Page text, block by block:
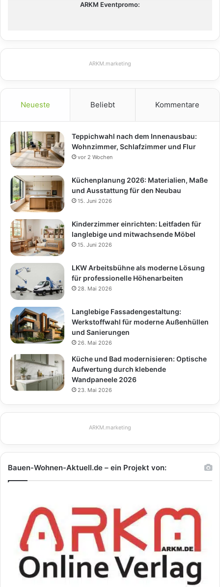
ARKM Eventpromo:
ARKM.marketing
Neueste Beliebt Kommentare
Teppichwahl nach dem Innenausbau:
Wohnzimmer, Schlafzimmer und Flur
vor 2 Wochen
Küchenplanung 2026: Materialien, Maße
und Ausstattung für den Neubau
15. Juni 2026
Kinderzimmer einrichten: Leitfaden für
langlebige und mitwachsende Möbel
15. Juni 2026
LKW Arbeitsbühne als moderne Lösung
für professionelle Höhenarbeiten
28. Mai 2026
Langlebige Fassadengestaltung:
Werkstoffwahl für moderne Außenhüllen
und Sanierungen
26. Mai 2026
Küche und Bad modernisieren: Optische
Aufwertung durch klebende
Wandpaneele 2026
23. Mai 2026
ARKM.marketing
Bauen-Wohnen-Aktuell.de – ein Projekt von: